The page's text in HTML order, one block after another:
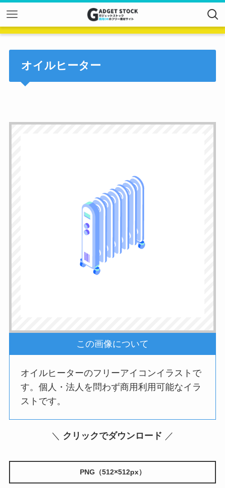
オイルヒーター
この画像について
オイルヒーターのフリーアイコンイラストで
す。個人・法人を問わず商用利用可能なイラ
ストです。
＼ クリックでダウンロード ／
PNG（512×512px）